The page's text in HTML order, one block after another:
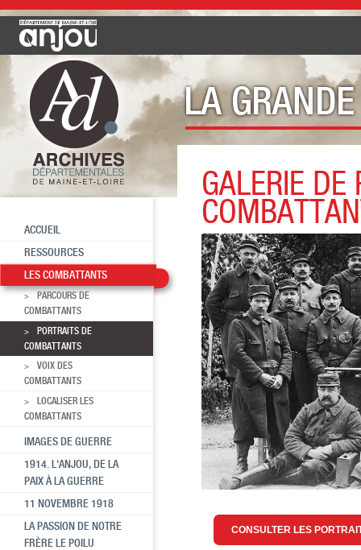
Les combattants Portraits de
ACCUEIL
RESSOURCES
LES COMBATTANTS
PARCOURS DE
COMBATTANTS
PORTRAITS DE
COMBATTANTS
VOIX DES
COMBATTANTS
LOCALISER LES
COMBATTANTS
IMAGES DE GUERRE
1914. L'ANJOU, DE LA
PAIX À LA GUERRE
11 NOVEMBRE 1918
LA PASSION DE NOTRE
FRÈRE LE POILU
GALERIE DE
CONSULTER LES